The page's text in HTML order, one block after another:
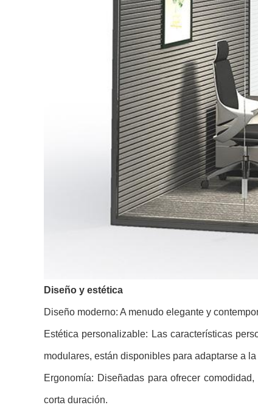
Diseño y estética
Diseño moderno: A menudo elegante y
Estética personalizable: Las características
modulares, están disponibles para adaptarse a
Ergonomía: Diseñadas para ofrecer
corta duración.